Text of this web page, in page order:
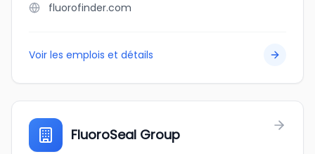
fluorofinder.com
Voir les emplois et détails
FluoroSeal Group